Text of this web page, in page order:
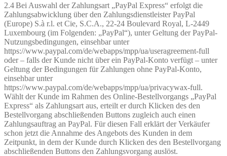
2.4 Bei Auswahl der Zahlungsart „PayPal Express“ erfolgt die
Zahlungsabwicklung über den Zahlungsdienstleister PayPal
(Europe) S.à r.l. et Cie, S.C.A., 22-24 Boulevard Royal, L-2449
Luxembourg (im Folgenden: „PayPal“), unter Geltung der PayPal-
Nutzungsbedingungen, einsehbar unter
https://www.paypal.com/de/webapps/mpp/ua/useragreement-full
oder – falls der Kunde nicht über ein PayPal-Konto verfügt – unter
Geltung der Bedingungen für Zahlungen ohne PayPal-Konto,
einsehbar unter
https://www.paypal.com/de/webapps/mpp/ua/privacywax-full.
Wählt der Kunde im Rahmen des Online-Bestellvorgangs „PayPal
Express“ als Zahlungsart aus, erteilt er durch Klicken des den
Bestellvorgang abschließenden Buttons zugleich auch einen
Zahlungsauftrag an PayPal. Für diesen Fall erklärt der Verkäufer
schon jetzt die Annahme des Angebots des Kunden in dem
Zeitpunkt, in dem der Kunde durch Klicken des den Bestellvorgang
abschließenden Buttons den Zahlungsvorgang auslöst.